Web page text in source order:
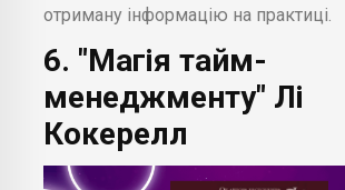
отриману інформацію на практиці.
6. "Магія тайм-
менеджменту" Лі
Кокерелл